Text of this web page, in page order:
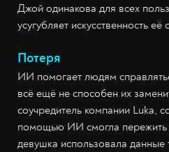
Джой одинакова для всех
усугубляет искусственность
Потеря
ИИ помогает людям
всё ещё не способен их
соучредитель компании Luka,
помощью ИИ смогла пережить
девушка использовала